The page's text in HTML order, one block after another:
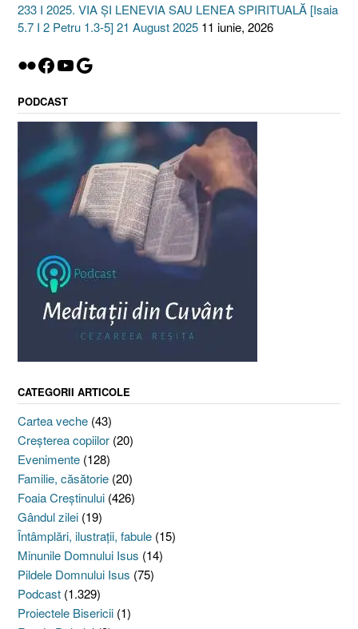
233 I 2025. VIA ȘI LENEVIA SAU LENEA SPIRITUALĂ [Isaia
5.7 I 2 Petru 1.3-5] 21 August 2025 11 iunie, 2026
Flickr
Facebook
YouTube
Google
PODCAST
CATEGORII ARTICOLE
Cartea veche (43)
Creşterea copiilor (20)
Evenimente (128)
Familie, căsătorie (20)
Foaia Creştinului (426)
Gândul zilei (19)
Întâmplări, ilustraţii, fabule (15)
Minunile Domnului Isus (14)
Pildele Domnului Isus (75)
Podcast (1.329)
Proiectele Bisericii (1)